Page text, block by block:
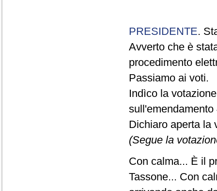
PRESIDENTE.
Avverto che è
procedimento
Passiamo ai voti.
Indìco la
Dichiaro aperta la
(Segue la
Con calma... È il
Tassone... Con